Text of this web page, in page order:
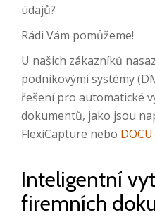
údajů?
Rádi Vám pomůžeme!
U našich zákazníků
podnikovými systémy
řešení pro automatické
dokumentů, jako jsou
FlexiCapture nebo
Inteligentní
firemních